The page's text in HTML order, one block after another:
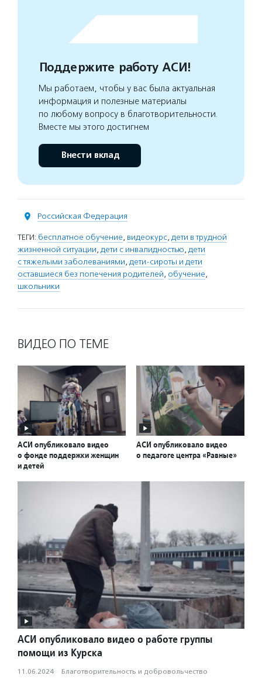
Поддержите работу АСИ!
Мы работаем, чтобы у вас была актуальная
информация и полезные материалы
по любому вопросу в благотворительности.
Вместе мы этого достигнем
Внести вклад
Российская Федерация
ТЕГИ: бесплатное обучение, видеокурс, дети в трудной
жизненной ситуации, дети с инвалидностью, дети
с тяжелыми заболеваниями, дети-сироты и дети
оставшиеся без попечения родителей, обучение,
школьники
ВИДЕО ПО ТЕМЕ
АСИ опубликовало видео
о фонде поддержки женщин
и детей
АСИ опубликовало видео
о педагоге центра «Равные»
АСИ опубликовало видео о работе группы
помощи из Курска
11.06.2024 · Благотвори­тель­ность и доброволь­чест­во